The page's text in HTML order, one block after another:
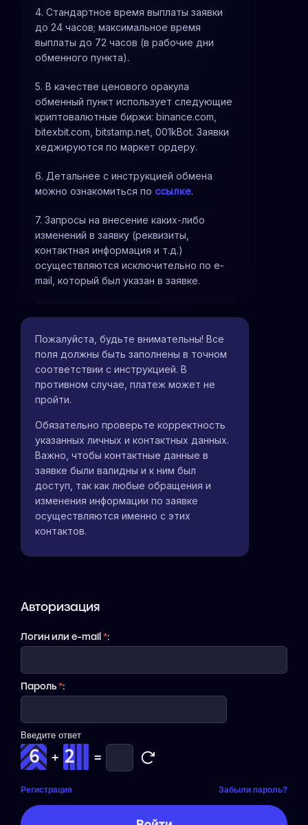
4. Стандартное время выплаты заявки
до 24 часов; максимальное время
выплаты до 72 часов (в рабочие дни
обменного пункта).
5. В качестве ценового оракула
обменный пункт использует следующие
криптовалютные биржи: binance.com,
bitexbit.com, bitstamp.net, 001kBot. Заявки
хеджируются по маркет ордеру.
6. Детальнее с инструкцией обмена
можно ознакомиться по ссылке.
7. Запросы на внесение каких-либо
изменений в заявку (реквизиты,
контактная информация и т.д.)
осуществляются исключительно по e-
mail, который был указан в заявке.
Пожалуйста, будьте внимательны! Все
поля должны быть заполнены в точном
соответствии с инструкцией. В
противном случае, платеж может не
пройти.
Обязательно проверьте корректность
указанных личных и контактных данных.
Важно, чтобы контактные данные в
заявке были валидны и к ним был
доступ, так как любые обращения и
изменения информации по заявке
осуществляются именно с этих
контактов.
Авторизация
Логин или e-mail *:
Пароль *:
Введите ответ
+ =
Регистрация Забыли пароль?